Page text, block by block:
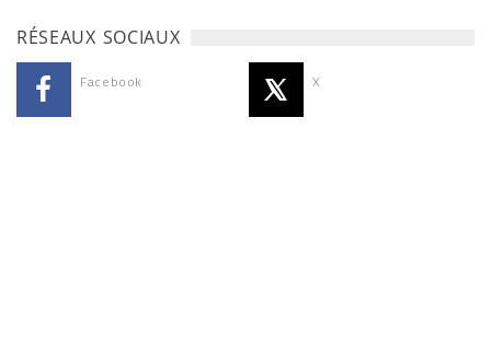
RÉSEAUX SOCIAUX
Facebook X